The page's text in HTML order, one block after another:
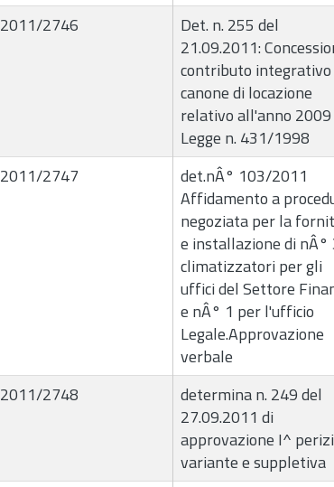
2011/2746
Det. n. 255 del
21.09.2011:
contributo integrativo
canone di locazione
relativo all'anno
Legge n. 431/1998
2011/2747
det.nÂ° 103/2011
Affidamento a
negoziata per la
e installazione di nÂ°
climatizzatori per gli
uffici del Settore
e nÂ° 1 per l'ufficio
Legale.Approvazione
verbale
2011/2748
determina n. 249 del
27.09.2011 di
approvazione I^
variante e suppletiva